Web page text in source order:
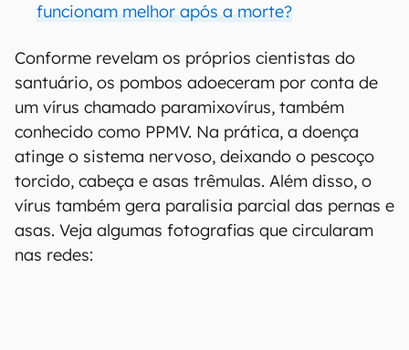
funcionam melhor após a morte?
Conforme revelam os próprios cientistas do
santuário, os pombos adoeceram por conta de
um vírus chamado paramixovírus, também
conhecido como PPMV. Na prática, a doença
atinge o sistema nervoso, deixando o pescoço
torcido, cabeça e asas trêmulas. Além disso, o
vírus também gera paralisia parcial das pernas e
asas. Veja algumas fotografias que circularam
nas redes: